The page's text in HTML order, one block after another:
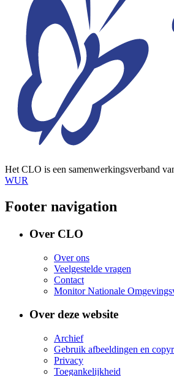
Het CLO is een samenwerkingsverband
WUR
Footer navigation
Over CLO
Over ons
Veelgestelde vragen
Contact
Monitor Nationale
Over deze website
Archief
Gebruik afbeeldingen en
Privacy
Toegankelijkheid